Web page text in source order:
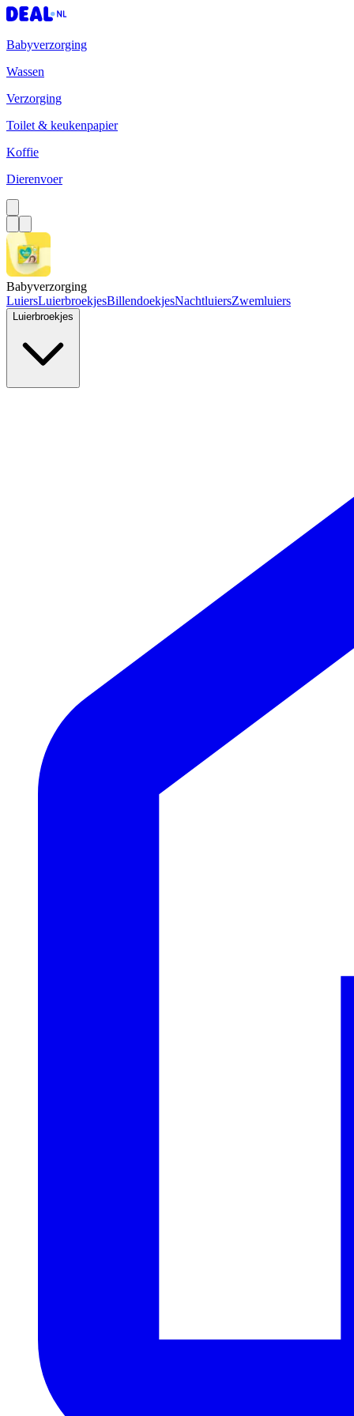
Babyverzorging
Wassen
Verzorging
Toilet & keukenpapier
Koffie
Dierenvoer
Babyverzorging
LuiersLuierbroekjesBillendoekjesNachtluiersZwemluiers
Luierbroekjes